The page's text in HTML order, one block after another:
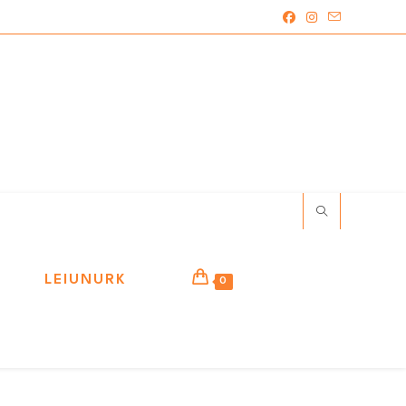
LEIUNURK 0